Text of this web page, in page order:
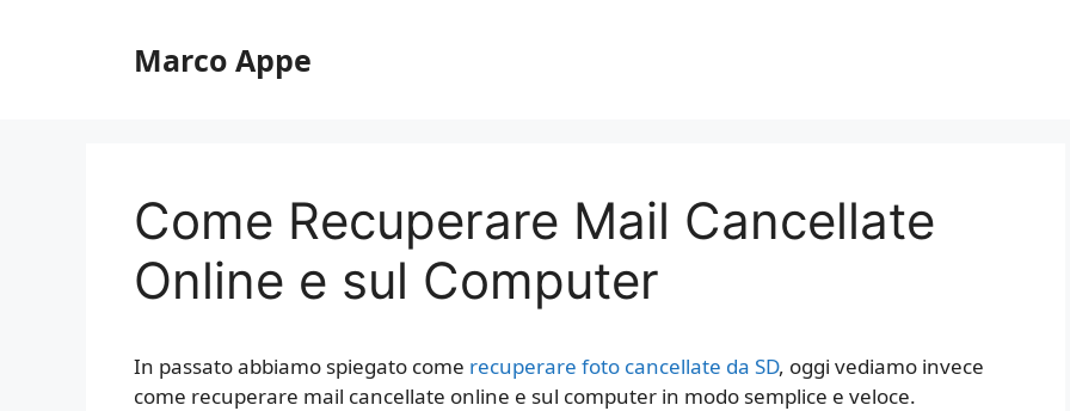
Marco Appe
Come Recuperare Mail Cancellate
Online e sul Computer
In passato abbiamo spiegato come recuperare foto cancellate da SD, oggi vediamo invece
come recuperare mail cancellate online e sul computer in modo semplice e veloce.